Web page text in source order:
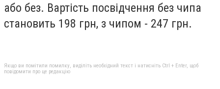
або без. Вартість посвідчення без чипа
становить 198 грн, з чипом - 247 грн.
Якщо ви помітили помилку, виділіть необхідний текст і натисніть Ctrl + Enter, щоб
повідомити про це редакцію